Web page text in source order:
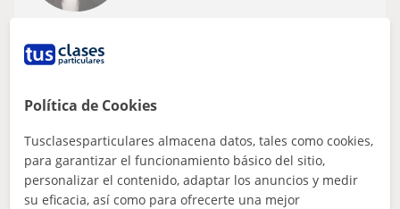
Historia
Profesora de Historia y otras asignaturas,
desde primaria, secundaria obligatoria y
bachillerato
Profesora particular con experiencia con niños y niñas,
preadolescentes y adolescentes ( incluyendo personas
con necesidades especiales o n...
Política de Cookies
Tusclasesparticulares almacena datos, tales como cookies,
para garantizar el funcionamiento básico del sitio,
personalizar el contenido, adaptar los anuncios y medir
su eficacia, así como para ofrecerte una mejor